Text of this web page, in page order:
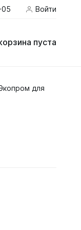
Войти
пуста
для